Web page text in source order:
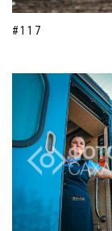
#117